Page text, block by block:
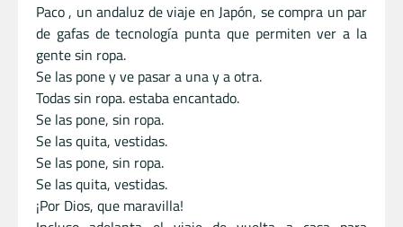
Paco , un andaluz de viaje en Japón, se compra un par
de gafas de tecnología punta que permiten ver a la
gente sin ropa.
Se las pone y ve pasar a una y a otra.
Todas sin ropa. estaba encantado.
Se las pone, sin ropa.
Se las quita, vestidas.
Se las pone, sin ropa.
Se las quita, vestidas.
¡Por Dios, que maravilla!